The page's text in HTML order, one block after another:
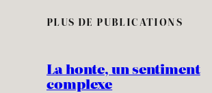
PLUS DE PUBLICATIONS
La honte, un sentiment
complexe